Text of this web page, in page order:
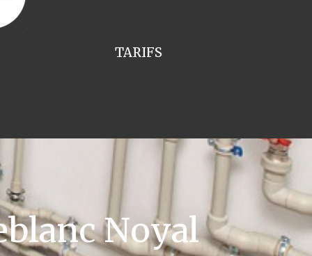
TARIFS
Noyal